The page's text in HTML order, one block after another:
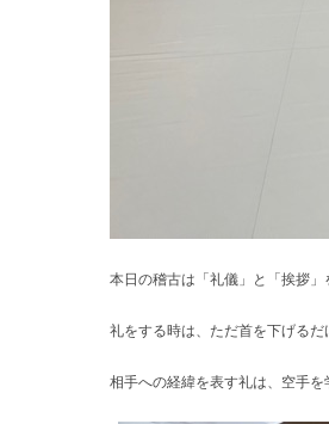
本日の稽古は「礼儀」と「挨拶」
礼をする時は、ただ首を下げる
相手への経緯を表す礼は、空手を